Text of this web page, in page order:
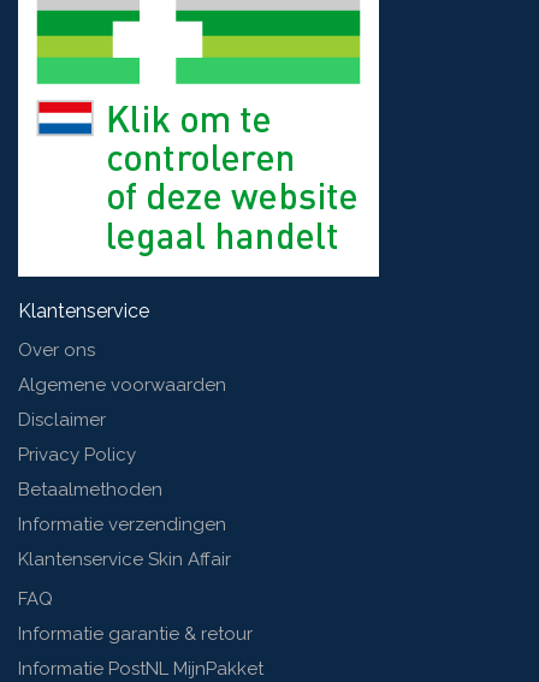
Klantenservice
Over ons
Algemene voorwaarden
Disclaimer
Privacy Policy
Betaalmethoden
Informatie verzendingen
Klantenservice Skin Affair
FAQ
Informatie garantie & retour
Informatie PostNL MijnPakket